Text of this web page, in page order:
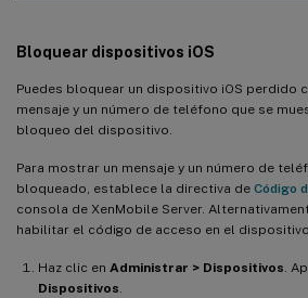
Bloquear dispositivos iOS
Puedes bloquear un dispositivo iOS perdido
mensaje y un número de teléfono que se
bloqueo del dispositivo.
Para mostrar un mensaje y un número de
bloqueado, establece la directiva de Código
consola de XenMobile Server.
habilitar el código de acceso en el
Haz clic en Administrar > Dispositivos.
Dispositivos.